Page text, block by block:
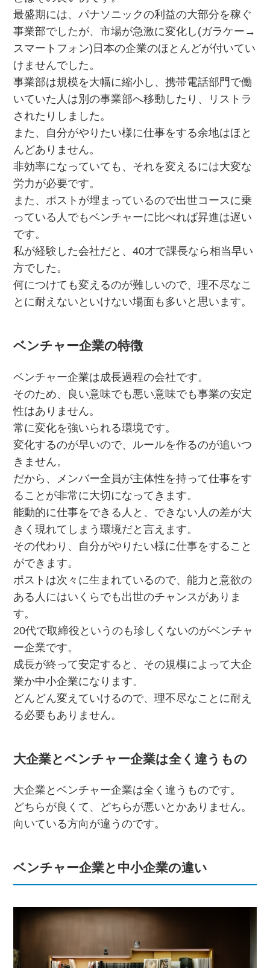
最盛期には、パナソニックの利益の大部分を稼ぐ
事業部でしたが、市場が急激に変化し(ガラケー→
スマートフォン)日本の企業のほとんどが付いてい
けませんでした。
事業部は規模を大幅に縮小し、携帯電話部門で働
いていた人は別の事業部へ移動したり、リストラ
されたりしました。
また、自分がやりたい様に仕事をする余地はほと
んどありません。
非効率になっていても、それを変えるには大変な
労力が必要です。
また、ポストが埋まっているので出世コースに乗
っている人でもベンチャーに比べれば昇進は遅い
です。
私が経験した会社だと、40才で課長なら相当早い
方でした。
何につけても変えるのが難しいので、理不尽なこ
とに耐えないといけない場面も多いと思います。
ベンチャー企業の特徴
ベンチャー企業は成長過程の会社です。
そのため、良い意味でも悪い意味でも事業の安定
性はありません。
常に変化を強いられる環境です。
変化するのが早いので、ルールを作るのが追いつ
きません。
だから、メンバー全員が主体性を持って仕事をす
ることが非常に大切になってきます。
能動的に仕事をできる人と、できない人の差が大
きく現れてしまう環境だと言えます。
その代わり、自分がやりたい様に仕事をすること
ができます。
ポストは次々に生まれているので、能力と意欲の
ある人にはいくらでも出世のチャンスがありま
す。
20代で取締役というのも珍しくないのがベンチャ
ー企業です。
成長が終って安定すると、その規模によって大企
業か中小企業になります。
どんどん変えていけるので、理不尽なことに耐え
る必要もありません。
大企業とベンチャー企業は全く違うもの
大企業とベンチャー企業は全く違うものです。
どちらが良くて、どちらが悪いとかありません。
向いている方向が違うのです。
ベンチャー企業と中小企業の違い